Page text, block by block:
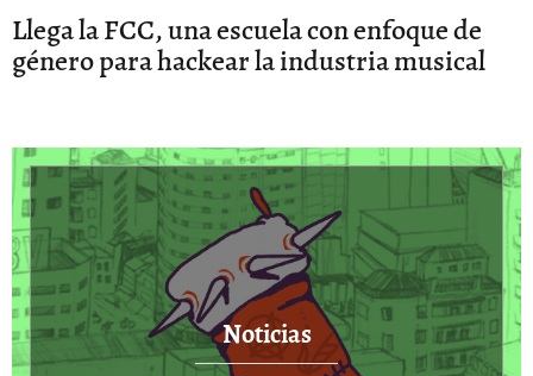
Llega la FCC, una escuela con enfoque de
género para hackear la industria musical
Noticias